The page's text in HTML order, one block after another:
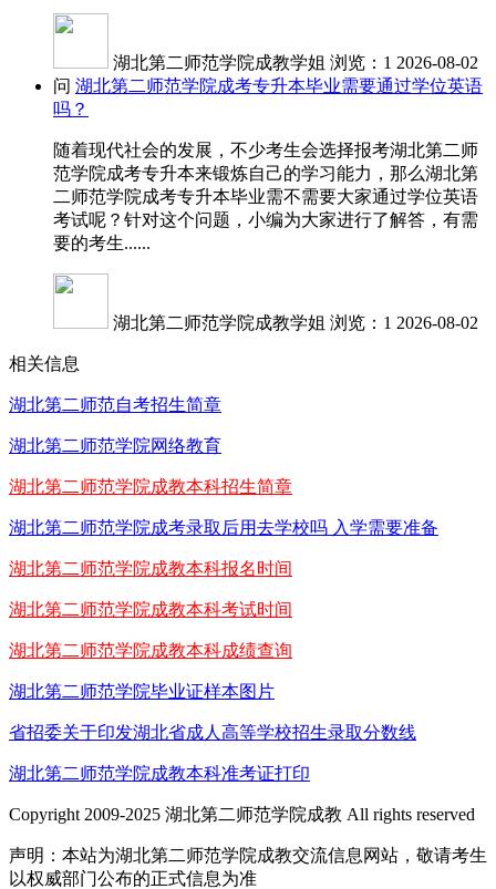
湖北第二师范学院成教学姐 浏览：1 2026-08-02
问 湖北第二师范学院成考专升本毕业需要通过学位英语
吗？
随着现代社会的发展，不少考生会选择报考湖北第二师
范学院成考专升本来锻炼自己的学习能力，那么湖北第
二师范学院成考专升本毕业需不需要大家通过学位英语
考试呢？针对这个问题，小编为大家进行了解答，有需
要的考生......
湖北第二师范学院成教学姐 浏览：1 2026-08-02
相关信息
湖北第二师范自考招生简章
湖北第二师范学院网络教育
湖北第二师范学院成教本科招生简章
湖北第二师范学院成考录取后用去学校吗 入学需要准备
湖北第二师范学院成教本科报名时间
湖北第二师范学院成教本科考试时间
湖北第二师范学院成教本科成绩查询
湖北第二师范学院毕业证样本图片
省招委关于印发湖北省成人高等学校招生录取分数线
湖北第二师范学院成教本科准考证打印
Copyright 2009-2025 湖北第二师范学院成教 All rights reserved
声明：本站为湖北第二师范学院成教交流信息网站，敬请考生
以权威部门公布的正式信息为准